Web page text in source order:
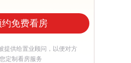
约免费看房
提供给置业顾问，以便对方
定制看房服务